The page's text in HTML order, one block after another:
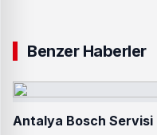
Benzer Haberler
Antalya Bosch Servisi